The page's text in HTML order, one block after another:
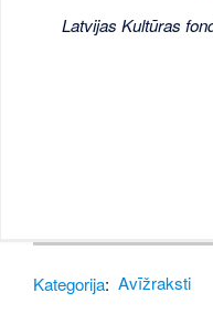
Latvijas Kultūras
Kategorija: Avīžraksti